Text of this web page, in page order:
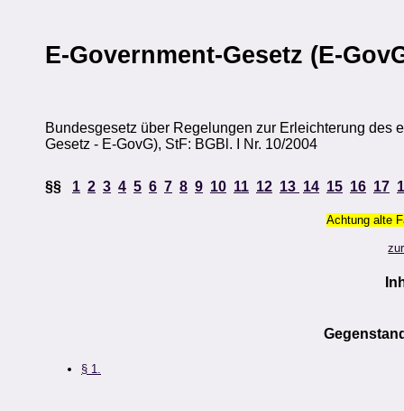
E-Government-Gesetz (E-
Bundesgesetz über Regelungen zur Erleichterung des
Gesetz - E-GovG), StF: BGBl. I Nr. 10/2004
§§ 1 2 3 4 5 6 7 8 9 10 11 12 13 14 15 16 17
Achtung alte
§ 1.